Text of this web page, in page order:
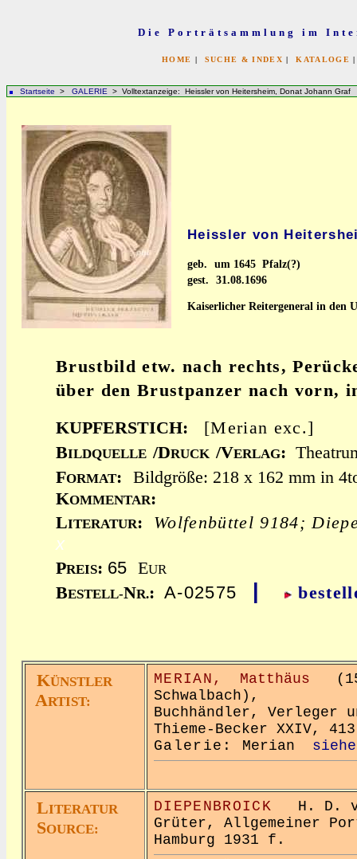
Die Porträtsammlung im
HOME | SUCHE & INDEX |KATALOGE
Startseite > GALERIE > Volltextanzeige: Heissler von Heitersheim, Donat Johann Graf
Heissler von
geb.
um 1645 Pfalz(?)
gest.
31.08.1696
Kaiserlicher Reitergeneral in den
Brustbild etw. nach rechts,
über den Brustpanzer nach vorn,
KUPFERSTICH:
[Merian exc.]
BILDQUELLE /DRUCK /VERLAG:
FORMAT:
Bildgröße: 218 x 162 mm in
KOMMENTAR:
LITERATUR: Wolfenbüttel 9184;
x
PREIS: 65 EUR
BESTELL-NR.: A-02575 |
KÜNSTLER
ARTIST:
MERIAN, Matthäus
Schwalbach),
Buchhändler, Verleger
Thieme-Becker XXIV,
Galerie: Merian
LITERATUR
SOURCE:
DIEPENBROICK H. D.
Grüter, Allgemeiner
Hamburg 1931 f.